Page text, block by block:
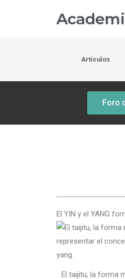
Artículos
Foro
El YIN y el YANG
El taijitu, la forma